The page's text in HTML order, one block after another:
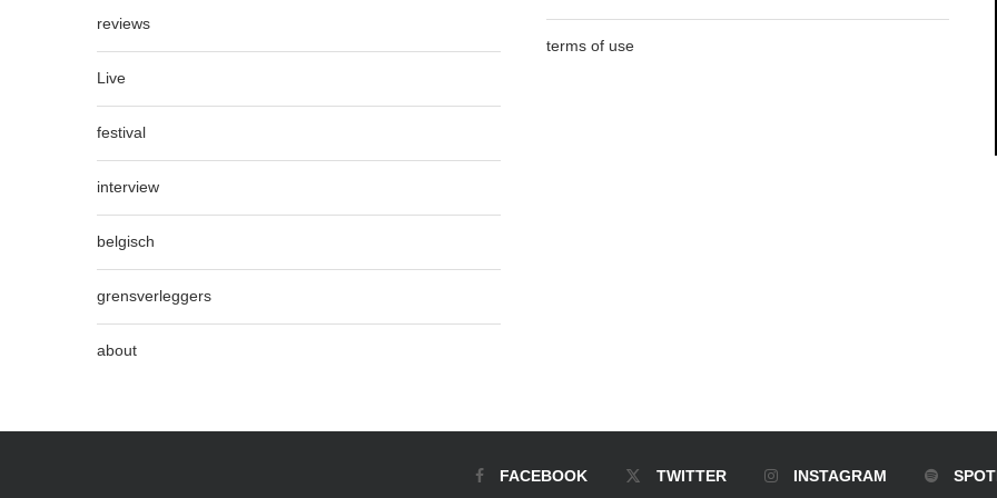
reviews
Live
festival
interview
belgisch
grensverleggers
about
terms of use
FACEBOOK TWITTER INSTAGRAM